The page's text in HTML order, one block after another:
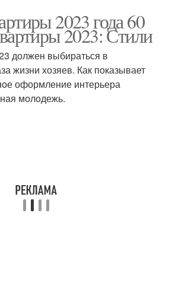
2023 года 60
2023: Стили
должен выбираться в
жизни хозяев. Как показывает
оформление интерьера
молодежь.